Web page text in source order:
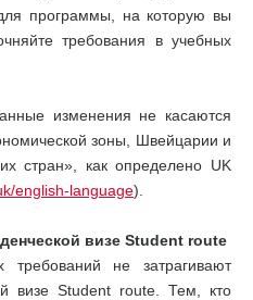
программы, на которую вы
требования в учебных
изменения не касаются
зоны, Швейцарии и
стран», как определено UK
english-language).
визе Student route
требований не затрагивают
визе Student route. Тем, кто